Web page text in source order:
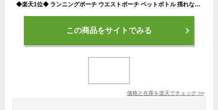
◆楽天1位◆ ランニングポーチ ウエストポーチ ペットボトル 揺れない スマホ バッグ ジョギング マラソン マジック ボトルポーチ iPhone ウォーキング 防水 ボディバッグ メンズ レディース 軽量
この商品をサイトでみる
価格と在庫を楽天でチェック >>